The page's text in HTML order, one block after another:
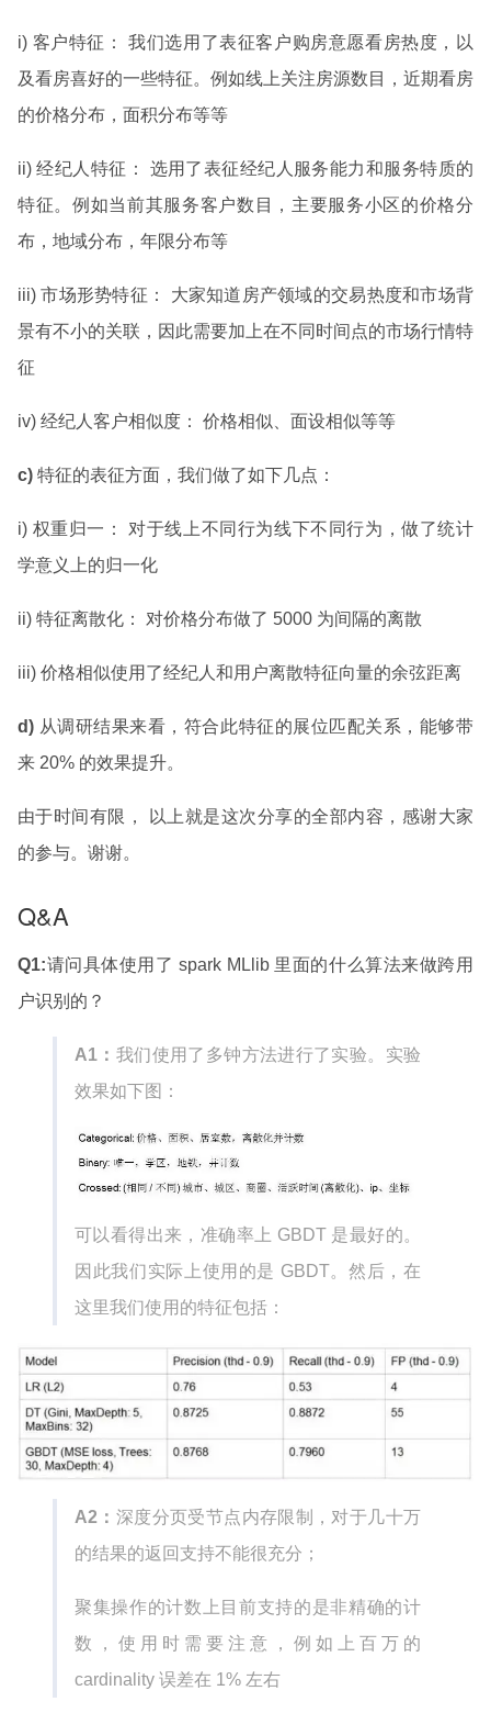
i) 客户特征： 我们选用了表征客户购房意愿看房热度，以
及看房喜好的一些特征。例如线上关注房源数目，近期看房
的价格分布，面积分布等等
ii) 经纪人特征： 选用了表征经纪人服务能力和服务特质的
特征。例如当前其服务客户数目，主要服务小区的价格分
布，地域分布，年限分布等
iii) 市场形势特征： 大家知道房产领域的交易热度和市场背
景有不小的关联，因此需要加上在不同时间点的市场行情特
征
iv) 经纪人客户相似度： 价格相似、面设相似等等
c) 特征的表征方面，我们做了如下几点：
i) 权重归一： 对于线上不同行为线下不同行为，做了统计
学意义上的归一化
ii) 特征离散化： 对价格分布做了 5000 为间隔的离散
iii) 价格相似使用了经纪人和用户离散特征向量的余弦距离
d) 从调研结果来看，符合此特征的展位匹配关系，能够带
来 20% 的效果提升。
由于时间有限， 以上就是这次分享的全部内容，感谢大家
的参与。谢谢。
Q&A
Q1:请问具体使用了 spark MLlib 里面的什么算法来做跨用
户识别的？
A1： 我们使用了多钟方法进行了实验。实验
效果如下图：
可以看得出来，准确率上 GBDT 是最好的。
因此我们实际上使用的是 GBDT。然后，在
这里我们使用的特征包括：
A2： 深度分页受节点内存限制，对于几十万
的结果的返回支持不能很充分；
聚集操作的计数上目前支持的是非精确的计
数，使用时需要注意，例如上百万的
cardinality 误差在 1% 左右